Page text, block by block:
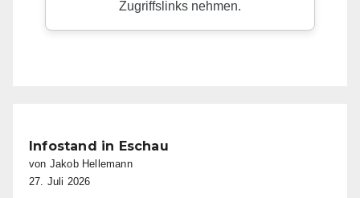
Infostand in Eschau
von Jakob Hellemann
27. Juli 2026